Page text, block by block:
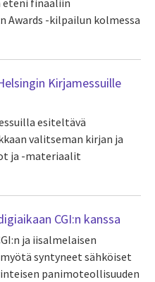
eteni finaaliin
Awards -kilpailun kolmessa
Kirjamessuille
esiteltävä
valitseman kirjan ja
ja -materiaalit
CGI:n kanssa
ja iisalmelaisen
syntyneet sähköiset
panimoteollisuuden